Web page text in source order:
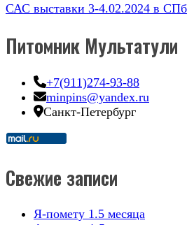
САС выставки 3-4.02.2024 в СПб
Питомник Мультатули
+7(911)274-93-88
minpins@yandex.ru
Санкт-Петербург
Свежие записи
Я-помету 1.5 месяца